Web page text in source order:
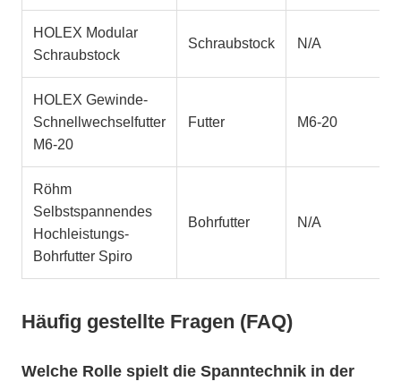
HOLEX Modular
Schraubstock
Schraubstock N/A
HOLEX Gewinde-
Schnellwechselfutter
M6-20
Futter M6-20
Röhm
Selbstspannendes
Hochleistungs-
Bohrfutter Spiro
Bohrfutter N/A
Häufig gestellte Fragen (FAQ)
Welche Rolle spielt die Spanntechnik in der